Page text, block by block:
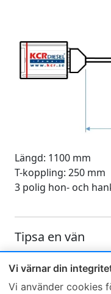
Vi värnar din
Vi använder cookies
Längd: 1100 mm
T-koppling: 250 mm
3 polig hon- och
Tipsa en vän
Skicka ett e-mail